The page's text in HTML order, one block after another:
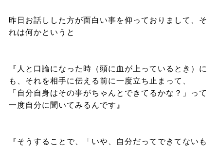
昨日お話しした方が面白い事を仰っておりまして、そ
れは何かというと
『人と口論になった時（頭に血が上っているとき）に
も、それを相手に伝える前に一度立ち止まって、
「自分自身はその事がちゃんとできてるかな？」って
一度自分に聞いてみるんです』
『そうすることで、「いや、自分だってできてないも